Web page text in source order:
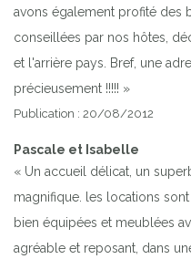
avons également profité des
conseillées par nos hôtes,
et l'arrière pays. Bref, une
précieusement !!!!! »
Publication : 20/08/2012
Pascale et Isabelle
« Un accueil délicat, un
magnifique. les locations
bien équipées et meublées
agréable et reposant, dans